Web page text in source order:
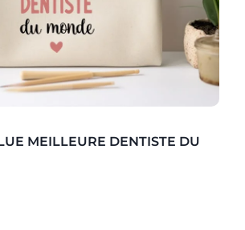
MEILLEURE DENTISTE DU